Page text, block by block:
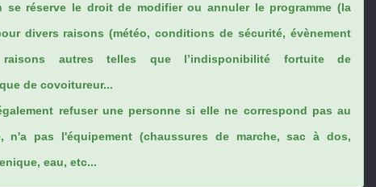
se réserve le droit de modifier ou annuler le programme (la
divers raisons (météo, conditions de sécurité, évènement
autres telles que l’indisponibilité fortuite de
de covoitureur...
refuser une personne si elle ne correspond pas au
n'a pas l'équipement (chaussures de marche, sac à dos,
eau, etc...